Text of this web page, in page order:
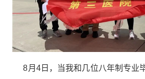
8月4日，当我和几位八年制专业